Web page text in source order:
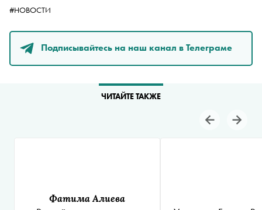
#НОВОСТИ
Подписывайтесь на наш канал в Телеграме
ЧИТАЙТЕ ТАКЖЕ
Фатима Алиева